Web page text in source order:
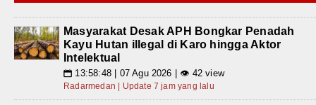
Masyarakat Desak APH Bongkar Penadah
Kayu Hutan illegal di Karo hingga Aktor
Intelektual
📅 13:58:48 | 07 Agu 2026 | 👁 42 view
Radarmedan | Update 7 jam yang lalu